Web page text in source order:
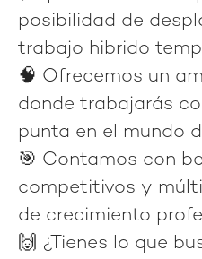
posibilidad de
trabajo hibrido
🧠 Ofrecemos un
donde trabajarás
punta en el mundo
🎯 Contamos con
competitivos y
de crecimiento
🙌 ¿Tienes lo que